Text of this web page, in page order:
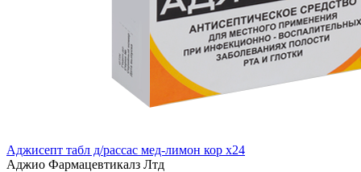
Аджисепт табл д/рассас мед-лимон кор x24
Аджио Фармацевтикалз Лтд